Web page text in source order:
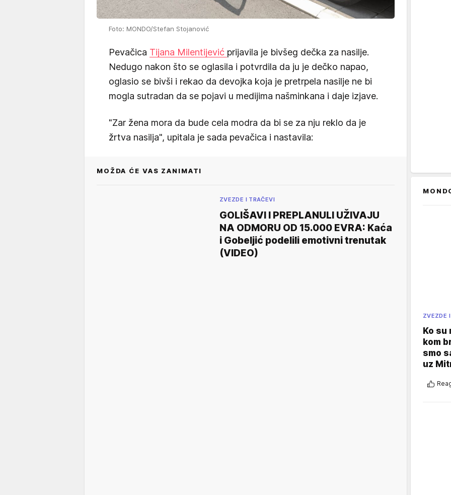
Foto: MONDO/Stefan Stojanović
Pevačica Tijana Milentijević prijavila je bivšeg dečka za nasilje.
Nedugo nakon što se oglasila i potvrdila da ju je dečko napao,
oglasio se bivši i rekao da devojka koja je pretrpela nasilje ne bi
mogla sutradan da se pojavi u medijima našminkana i daje izjave.
"Zar žena mora da bude cela modra da bi se za nju reklo da je
žrtva nasilja", upitala je sada pevačica i nastavila:
MOŽDA ĆE VAS ZANIMATI
ZVEZDE I TRAČEVI
GOLIŠAVI I PREPLANULI UŽIVAJU
NA ODMORU OD 15.000 EVRA: Kaća
i Gobeljić podelili emotivni trenutak
(VIDEO)
ZVEZDE
Ko su
kom
smo
uz